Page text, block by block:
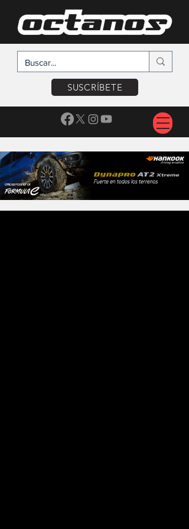
SUSCRÍBETE